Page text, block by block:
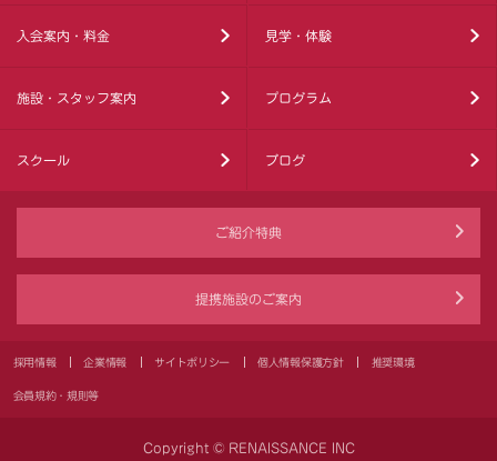
入会案内・料金 見学・体験
施設・スタッフ案内 プログラム
スクール ブログ
ご紹介特典
提携施設のご案内
採用情報 企業情報 サイトポリシー 個人情報保護方針 推奨環境
会員規約・規則等
Copyright © RENAISSANCE INC